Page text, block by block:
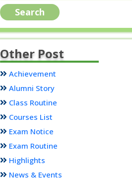
Other Post
Achievement
Alumni Story
Class Routine
Courses List
Exam Notice
Exam Routine
Highlights
News & Events